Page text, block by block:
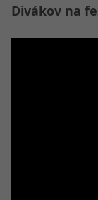
Divákov na